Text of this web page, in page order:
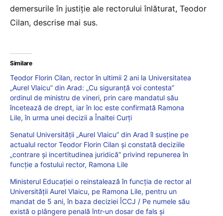
demersurile în justiție ale rectorului înlăturat, Teodor
Cilan, descrise mai sus.
Similare
Teodor Florin Cilan, rector în ultimii 2 ani la Universitatea
„Aurel Vlaicu” din Arad: „Cu siguranță voi contesta”
ordinul de ministru de vineri, prin care mandatul său
încetează de drept, iar în loc este confirmată Ramona
Lile, în urma unei decizii a Înaltei Curți
Senatul Universității „Aurel Vlaicu” din Arad îl susține pe
actualul rector Teodor Florin Cilan și constată deciziile
„contrare și incertitudinea juridică” privind repunerea în
funcție a fostului rector, Ramona Lile
Ministerul Educației o reinstalează în funcția de rector al
Universității Aurel Vlaicu, pe Ramona Lile, pentru un
mandat de 5 ani, în baza deciziei ÎCCJ / Pe numele său
există o plângere penală într-un dosar de fals şi